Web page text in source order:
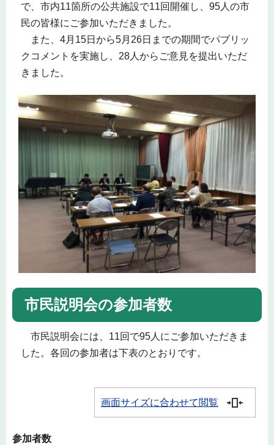
で、市内11箇所の公共施設で11回開催し、95人の市
民の皆様にご参加いただきました。
また、4月15日から5月26日までの期間でパブリッ
クコメントを実施し、28人からご意見を提出いただ
きました。
市民説明会の参加者数
市民説明会には、11回で95人にご参加いただきま
した。各回の参加者は下表のとおりです。
画面サイズに合わせて閲覧
参加者数